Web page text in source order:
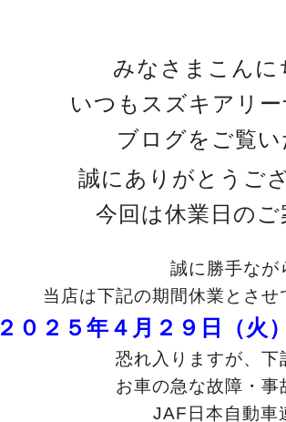
みなさまこんに
いつもスズキアリ
ブログをご覧い
誠にありがとうご
今回は休業日のご
誠に勝手なが
当店は下記の期間休業とさせ
２０２５年４月２９日（火
恐れ入りますが、下
お車の急な故障・事
JAF日本自動車